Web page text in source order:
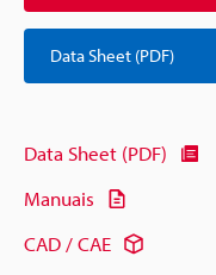
Data Sheet (PDF)
Data Sheet (PDF)
Manuais
CAD / CAE